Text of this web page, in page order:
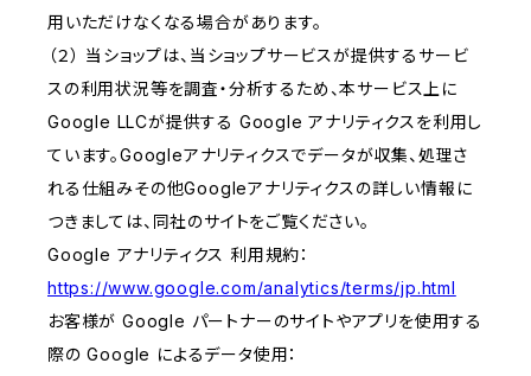
用いただけなくなる場合があります。
（２） 当ショップは、当ショップサービスが提供するサービ
スの利用状況等を調査・分析するため、本サービス上に
Google LLCが提供する Google アナリティクスを利用し
ています。Googleアナリティクスでデータが収集、処理さ
れる仕組みその他Googleアナリティクスの詳しい情報に
つきましては、同社のサイトをご覧ください。
Google アナリティクス 利用規約：
https://www.google.com/analytics/terms/jp.html
お客様が Google パートナーのサイトやアプリを使用する
際の Google によるデータ使用：